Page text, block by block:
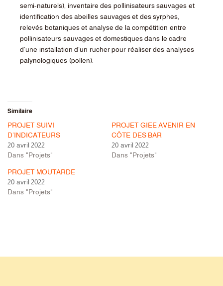
semi-naturels), inventaire des pollinisateurs sauvages et
identification des abeilles sauvages et des syrphes,
relevés botaniques et analyse de la compétition entre
pollinisateurs sauvages et domestiques dans le cadre
d’une installation d’un rucher pour réaliser des analyses
palynologiques (pollen).
Similaire
PROJET SUIVI
D’INDICATEURS
20 avril 2022
Dans "Projets"
PROJET GIEE AVENIR EN
CÔTE DES BAR
20 avril 2022
Dans "Projets"
PROJET MOUTARDE
20 avril 2022
Dans "Projets"